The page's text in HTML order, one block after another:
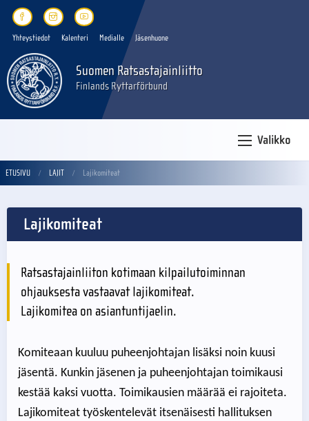
Yhteystiedot Kalenteri Medialle Jäsenhuone
Suomen Ratsastajainliitto
Finlands Ryttarförbund
Valikko
ETUSIVU LAJIT Lajikomiteat
Lajikomiteat
Ratsastajainliiton kotimaan kilpailutoiminnan
ohjauksesta vastaavat lajikomiteat.
Lajikomitea on asiantuntijaelin.
Komiteaan kuuluu puheenjohtajan lisäksi noin kuusi
jäsentä. Kunkin jäsenen ja puheenjohtajan toimikausi
kestää kaksi vuotta. Toimikausien määrää ei rajoiteta.
Lajikomiteat työskentelevät itsenäisesti hallituksen